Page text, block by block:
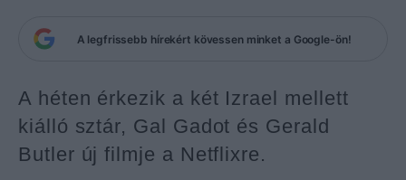
A legfrissebb hírekért kövessen minket a Google-ön!
A héten érkezik a két Izrael mellett
kiálló sztár, Gal Gadot és Gerald
Butler új filmje a Netflixre.